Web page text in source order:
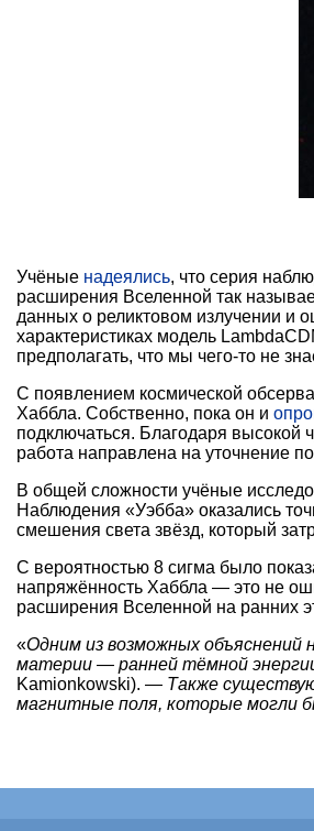
Учёные надеялись, что серия
расширения Вселенной так
данных о реликтовом излучении и
характеристиках модель
предполагать, что мы чего-то не
С появлением космической
Хаббла. Собственно, пока он и
подключаться. Благодаря высокой
работа направлена на уточнение
В общей сложности учёные
Наблюдения «Уэбба» оказались
смешения света звёзд, который
С вероятностью 8 сигма было
напряжённость Хаббла — это не
расширения Вселенной на ранних
«Одним из возможных
материи — ранней тёмной
Kamionkowski). — Также
магнитные поля, которые могли